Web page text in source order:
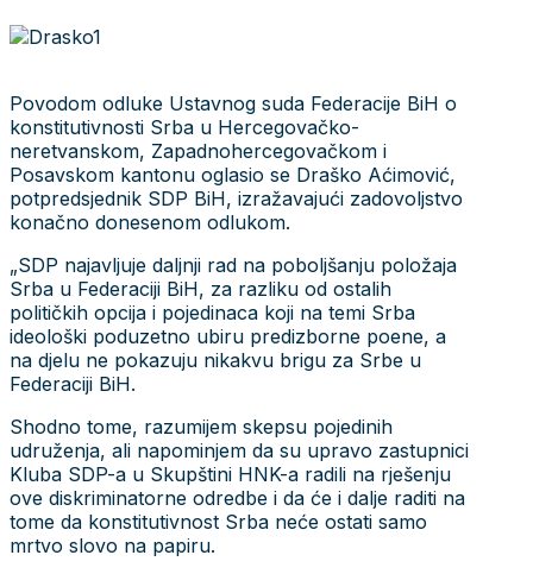
Povodom odluke Ustavnog suda Federacije BiH o
konstitutivnosti Srba u Hercegovačko-
neretvanskom, Zapadnohercegovačkom i
Posavskom kantonu oglasio se Draško Aćimović,
potpredsjednik SDP BiH, izražavajući zadovoljstvo
konačno donesenom odlukom.
„SDP najavljuje daljnji rad na poboljšanju položaja
Srba u Federaciji BiH, za razliku od ostalih
političkih opcija i pojedinaca koji na temi Srba
ideološki poduzetno ubiru predizborne poene, a
na djelu ne pokazuju nikakvu brigu za Srbe u
Federaciji BiH.
Shodno tome, razumijem skepsu pojedinih
udruženja, ali napominjem da su upravo zastupnici
Kluba SDP-a u Skupštini HNK-a radili na rješenju
ove diskriminatorne odredbe i da će i dalje raditi na
tome da konstitutivnost Srba neće ostati samo
mrtvo slovo na papiru.